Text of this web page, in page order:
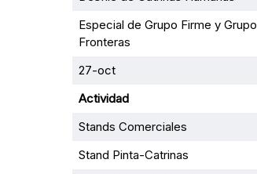
Especial de Grupo Firme y Grupo
Fronteras
27-oct
Actividad
Stands Comerciales
Stand Pinta-Catrinas